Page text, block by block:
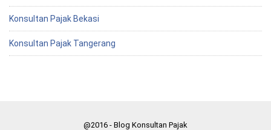
Konsultan Pajak Bekasi
Konsultan Pajak Tangerang
@2016 - Blog Konsultan Pajak